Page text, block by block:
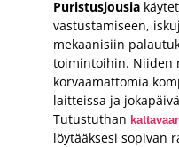
Puristusjousia
vastustamiseen,
mekaanisiin
toimintoihin. Niiden
korvaamattomia
laitteissa ja
Tutustuthan
löytääksesi sopivan